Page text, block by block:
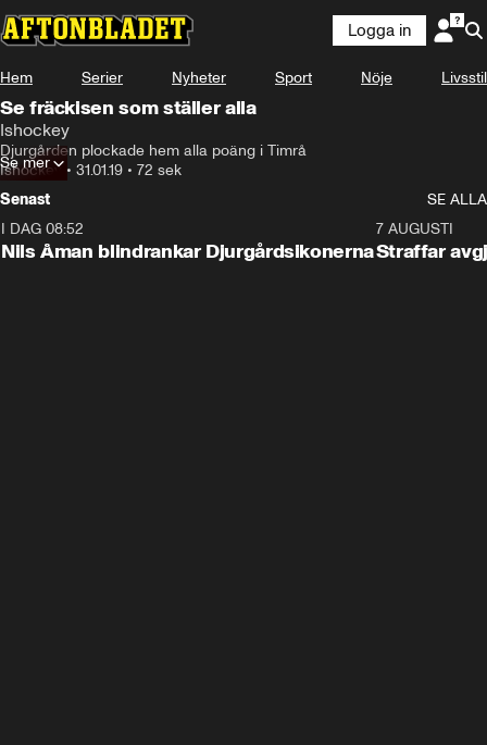
Logga in
Hem Serier Nyheter Sport Nöje Livsstil
Se fräckisen som ställer alla
Ishockey
Djurgården plockade hem alla poäng i Timrå
Ishockey• 31.01.19 • 72 sek
Se mer
Senast
SE ALLA
I DAG 08:52
Nils Åman blindrankar Djurgårdsikonerna
7 AUGUSTI
Straffar